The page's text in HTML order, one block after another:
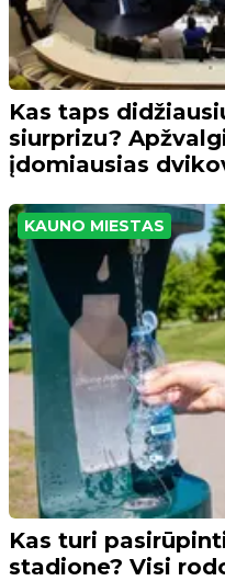
Kas taps
siurprizu?
įdomiausias
KAUNO MIESTAS
Kas turi
stadione? Visi